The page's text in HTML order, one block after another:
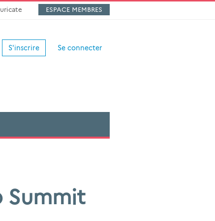
ESPACE MEMBRES
S'inscrire Se connecter
Summit